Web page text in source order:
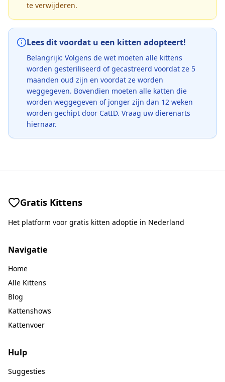
te verwijderen.
Lees dit voordat u een kitten adopteert!
Belangrijk: Volgens de wet moeten alle kittens
worden gesteriliseerd of gecastreerd voordat ze 5
maanden oud zijn en voordat ze worden
weggegeven. Bovendien moeten alle katten die
worden weggegeven of jonger zijn dan 12 weken
worden gechipt door CatID. Vraag uw dierenarts
hiernaar.
Gratis Kittens
Het platform voor gratis kitten adoptie in Nederland
Navigatie
Home
Alle Kittens
Blog
Kattenshows
Kattenvoer
Hulp
Suggesties